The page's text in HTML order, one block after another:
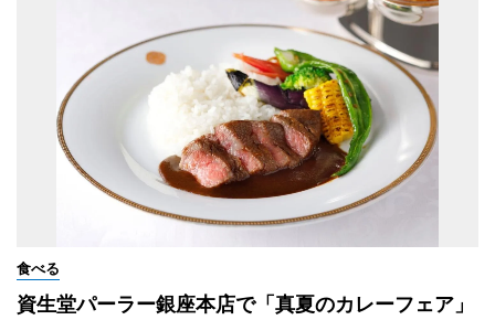
食べる
資生堂パーラー銀座本店で「真夏のカレーフェア」